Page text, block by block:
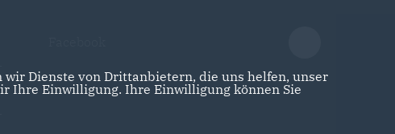
wir Dienste von Drittanbietern, die uns helfen, unser
Ihre Einwilligung. Ihre Einwilligung können Sie